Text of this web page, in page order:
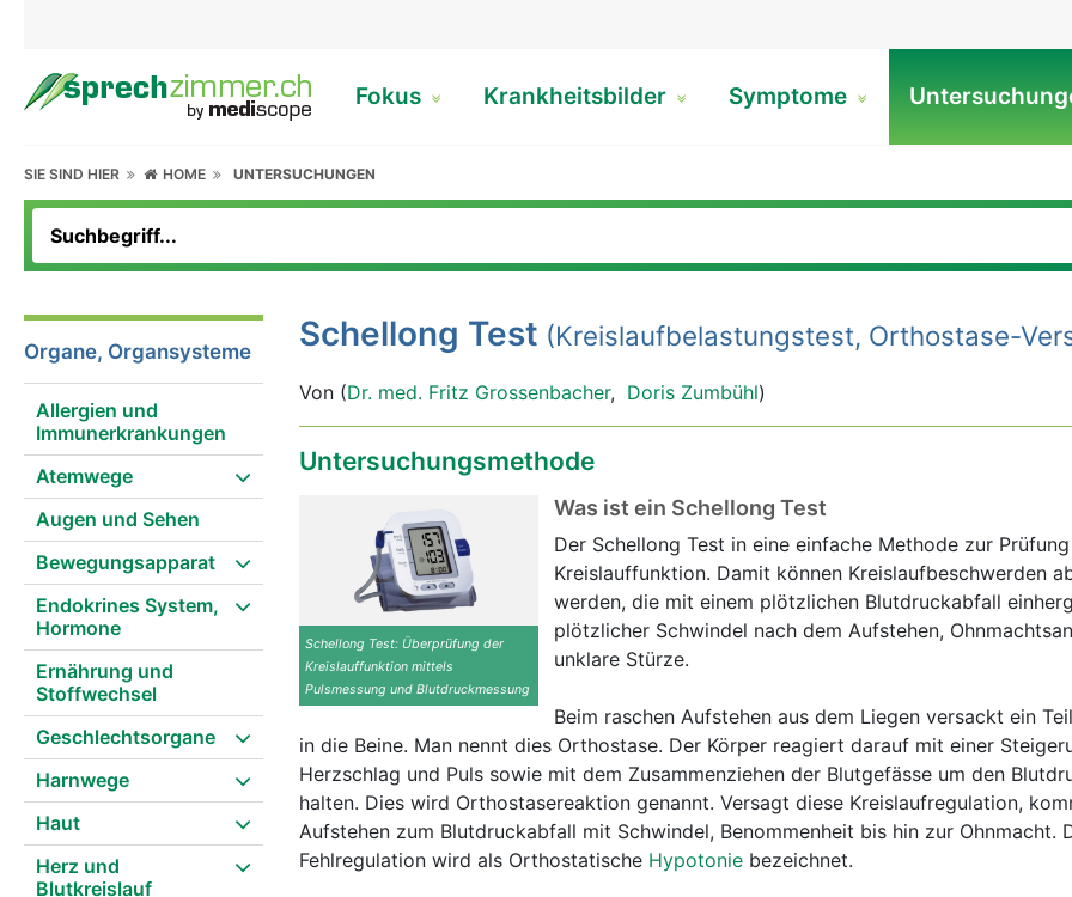
Fokus Krankheitsbilder Symptome
SIE SIND HIER HOME UNTERSUCHUNGEN
Organe, Organsysteme
Allergien und
Immunerkrankungen
Atemwege
Augen und Sehen
Bewegungsapparat
Endokrines System,
Hormone
Ernährung und
Stoffwechsel
Geschlechtsorgane
Harnwege
Haut
Herz und
Blutkreislauf
Schellong Test (Kreislaufbelastungstest, Orthostase-
Von (Dr. med. Fritz Grossenbacher, Doris Zumbühl)
Untersuchungsmethode
Schellong Test: Überprüfung der
Kreislauffunktion mittels
Pulsmessung und Blutdruckmessung
Was ist ein Schellong Test
Der Schellong Test in eine einfache Methode zur
Kreislauffunktion. Damit können Kreislaufbeschwerden
werden, die mit einem plötzlichen Blutdruckabfall
plötzlicher Schwindel nach dem Aufstehen,
unklare Stürze.
Beim raschen Aufstehen aus dem Liegen versackt ein
in die Beine. Man nennt dies Orthostase. Der Körper reagiert darauf mit einer
Herzschlag und Puls sowie mit dem Zusammenziehen der Blutgefässe um den
halten. Dies wird Orthostasereaktion genannt. Versagt diese Kreislaufregulation,
Aufstehen zum Blutdruckabfall mit Schwindel, Benommenheit bis hin zur Ohnmacht.
Fehlregulation wird als Orthostatische Hypotonie bezeichnet.